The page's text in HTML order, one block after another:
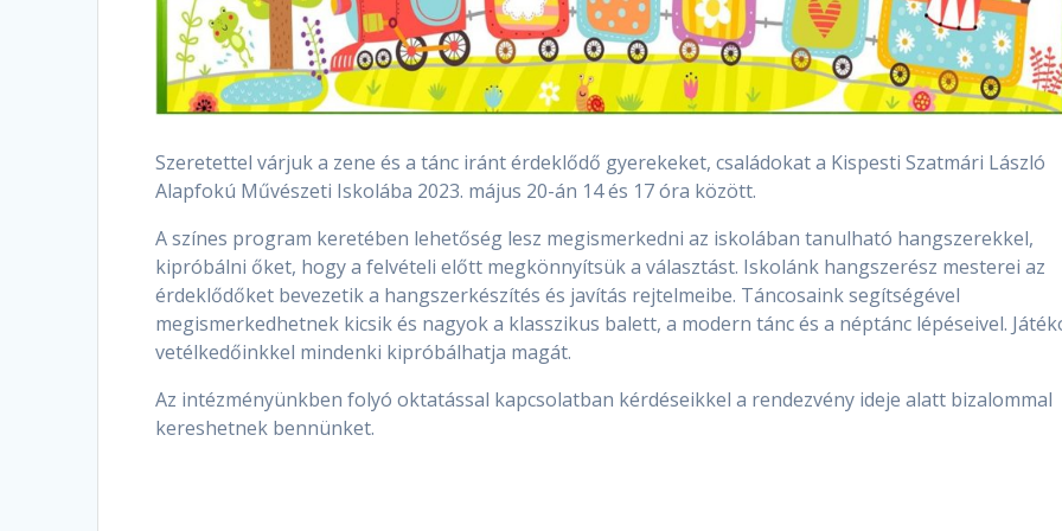
Szeretettel várjuk a zene és a tánc iránt érdeklődő gyerekeket, családokat a Kispesti Szatmári László
Alapfokú Művészeti Iskolába 2023. május 20-án 14 és 17 óra között.
A színes program keretében lehetőség lesz megismerkedni az iskolában tanulható hangszerekkel,
kipróbálni őket, hogy a felvételi előtt megkönnyítsük a választást. Iskolánk hangszerész mesterei az
érdeklődőket bevezetik a hangszerkészítés és javítás rejtelmeibe. Táncosaink segítségével
megismerkedhetnek kicsik és nagyok a klasszikus balett, a modern tánc és a néptánc lépéseivel.
vetélkedőinkkel mindenki kipróbálhatja magát.
Az intézményünkben folyó oktatással kapcsolatban kérdéseikkel a rendezvény ideje alatt bizalommal
kereshetnek bennünket.